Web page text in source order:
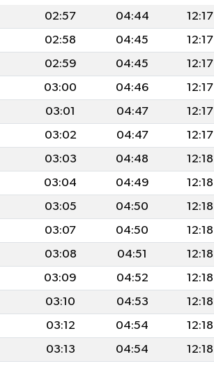
02:57 04:44 12:17
02:58 04:45 12:17
02:59 04:45 12:17
03:00 04:46 12:17
03:01 04:47 12:17
03:02 04:47 12:17
03:03 04:48 12:18
03:04 04:49 12:18
03:05 04:50 12:18
03:07 04:50 12:18
03:08 04:51 12:18
03:09 04:52 12:18
03:10 04:53 12:18
03:12 04:54 12:18
03:13 04:54 12:18